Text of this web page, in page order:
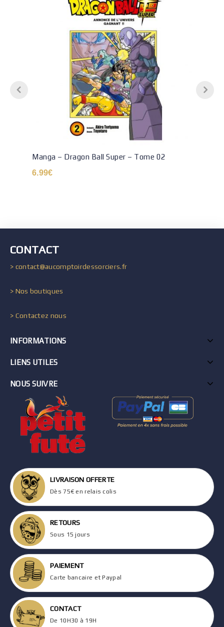
Manga – Dragon Ball Super – Tome 02
6.99€
CONTACT
> contact@aucomptoirdessorciers.fr
> Nos boutiques
> Contactez nous
INFORMATIONS
LIENS UTILES
NOUS SUIVRE
LIVRAISON OFFERTE
Dès 75€ en relais colis
RETOURS
Sous 15 jours
PAIEMENT
Carte bancaire et Paypal
CONTACT
De 10H30 à 19H